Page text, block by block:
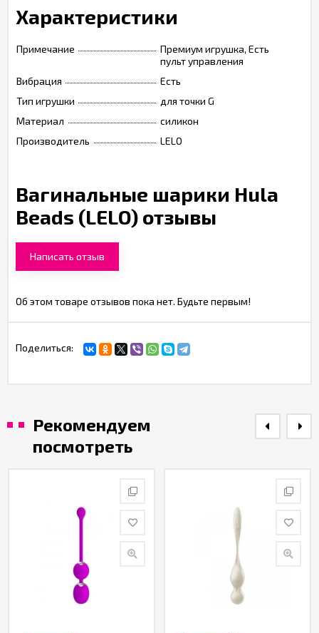
Характеристики
Примечание
Премиум игрушка, Есть
пульт управления
Вибрация
Есть
Тип игрушки
для точки G
Материал
силикон
Производитель
LELO
Вагинальные шарики Hula
Beads (LELO) отзывы
Написать отзыв
Об этом товаре отзывов пока нет. Будьте первым!
Поделиться:
Рекомендуем
посмотреть